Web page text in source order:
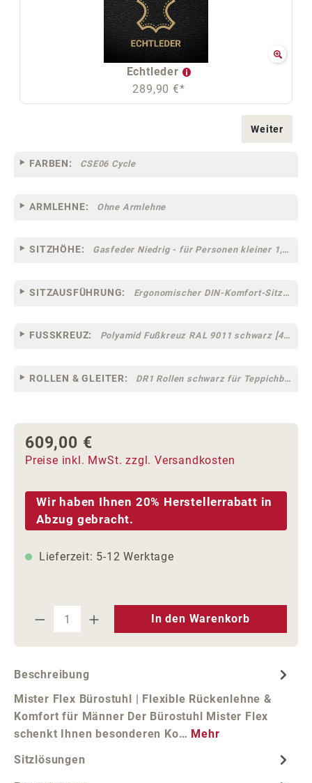
Echtleder
289,90 €*
Weiter
FARBEN: CSE06 Cycle
ARMLEHNE: Ohne Armlehne
SITZHÖHE: Gasfeder Niedrig - für Personen kleiner 1,60 m
SITZAUSFÜHRUNG: Ergonomischer DIN-Komfort-Sitz [75]
FUSSKREUZ: Polyamid Fußkreuz RAL 9011 schwarz [44]
ROLLEN & GLEITER: DR1 Rollen schwarz für Teppichböden [10]
Regulärer Preis:
609,00 €
Preise inkl. MwSt. zzgl. Versandkosten
Wir haben Ihnen 20% Herstellerrabatt in
Abzug gebracht.
Lieferzeit: 5-12 Werktage
Produkt Anzahl: Gib den
In den Warenkorb
Beschreibung
Mister Flex Bürostuhl | Flexible Rückenlehne &
Komfort für Männer Der Bürostuhl Mister Flex
schenkt Ihnen besonderen Ko… Mehr
Sitzlösungen